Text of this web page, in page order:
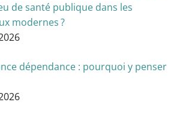
de santé publique dans les
modernes ?
dépendance : pourquoi y penser